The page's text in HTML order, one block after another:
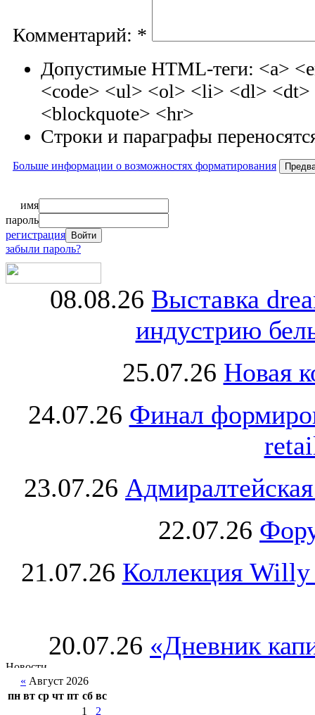
Комментарий: *
Допустимые HTML-теги: <a>
<code> <ul> <ol> <li> <dl> <dt>
<blockquote> <hr>
Строки и параграфы
Больше информации о возможностях форматирования
имя
пароль
регистрация
забыли пароль?
08.08.26 Выставка
индустрию
25.07.26 Новая
24.07.26 Финал
23.07.26
22.07.26
21.07.26 Коллекция Willy
20.07.26 «Дневник
« Август 2026
пн вт ср чт пт сб вс
1
2